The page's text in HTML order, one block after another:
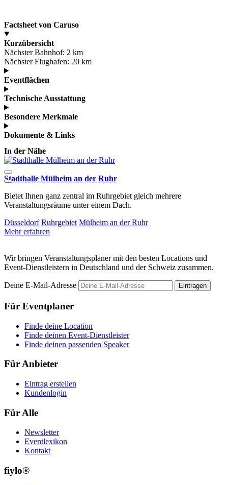
Factsheet von Caruso
Kurzübersicht
Nächster Bahnhof: 2 km
Nächster Flughafen: 20 km
Eventflächen
Technische Ausstattung
Besondere Merkmale
Dokumente & Links
In der Nähe
Stadthalle Mülheim an der Ruhr
Bietet Ihnen ganz zentral im Ruhrgebiet gleich mehrere
Veranstaltungsräume unter einem Dach.
Düsseldorf Ruhrgebiet Mülheim an der Ruhr
Mehr erfahren
Wir bringen Veranstaltungsplaner mit den besten Locations und
Event-Dienstleistern in Deutschland und der Schweiz zusammen.
Deine E-Mail-Adresse Eintragen
Für Eventplaner
Finde deine Location
Finde deinen Event-Dienstleister
Finde deinen passenden Speaker
Für Anbieter
Eintrag erstellen
Kundenlogin
Für Alle
Newsletter
Eventlexikon
Kontakt
fiylo®